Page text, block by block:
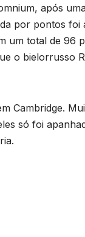
após
por pontos foi
um total de 96
o bielorrusso
Cambridge.
só foi